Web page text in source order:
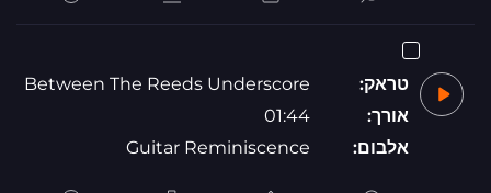
טראק:
Between The Reeds Underscore
אורך:
01:44
אלבום:
Guitar Reminiscence